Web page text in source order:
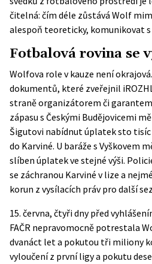
čitelná: čím déle zůstává Wolf
alespoň teoreticky, komunikovat
Fotbalová rovina se
Wolfova role v kauze není
dokumentů, které zveřejnil
straně organizátorem či
zápasu s Českými Budějovicemi
Šigutovi nabídnut úplatek sto
do Karviné. U baráže s Vyškovem
slíben úplatek ve stejné výši.
se záchranou Karviné v lize a
korun z vysílacích práv pro další
15. června, čtyři dny před
FAČR nepravomocně potrestala
dvanáct let a pokutou tři miliony
vyloučení z první ligy a pokutu